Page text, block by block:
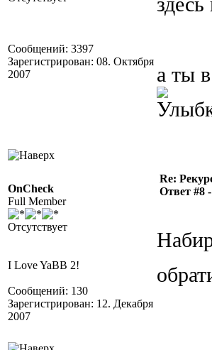
Сообщений: 3397
Зарегистрирован: 08. Октября
2007
а ты
OnCheck
Full Member
Отсутствует
I Love YaBB 2!
Сообщений: 130
Зарегистрирован: 12. Декабря
2007
Re:
Ответ #8 -